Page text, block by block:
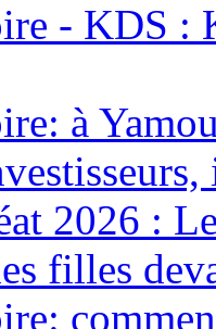
- KDS :
à
2026 :
filles